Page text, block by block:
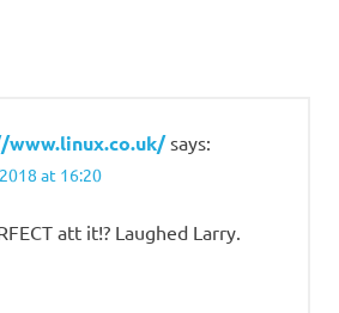
says:
at 16:20
att it!? Laughed Larry.